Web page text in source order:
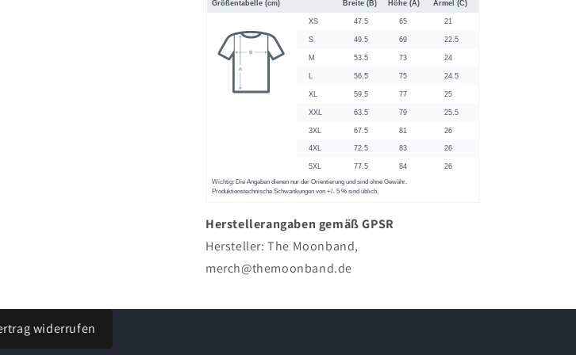
Herstellerangaben gemäß GPSR
Hersteller: The Moonband,
merch@themoonband.de
widerrufen